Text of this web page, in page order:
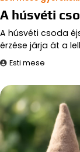
A húsvéti
A húsvéti csoda
érzése járja át a
Esti mese